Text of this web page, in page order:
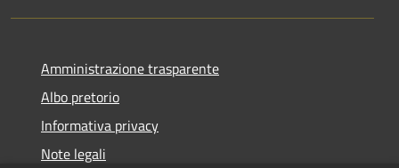
Amministrazione trasparente
Albo pretorio
Informativa privacy
Note legali